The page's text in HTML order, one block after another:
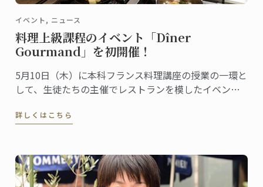
イベント, ニュース
料理上級課程のイベント「Dîner
Gourmand」を初開催！
5月10日（木）に本科フランス料理講座の授業の一環と
して、生徒たちの主催でレストランを模したイベント
なったフランス料理ディプロムに加わった講座内容の
詳しくはこちら